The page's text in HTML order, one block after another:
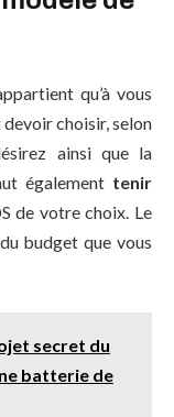
qu’à vous
choisir, selon
ainsi que la
également tenir
de votre choix. Le
budget que vous
secret du
batterie de